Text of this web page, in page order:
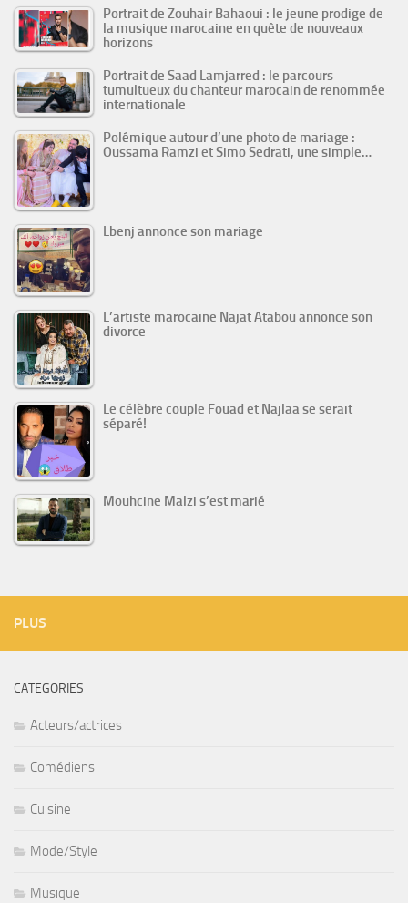
Portrait de Zouhair Bahaoui : le jeune prodige de
la musique marocaine en quête de nouveaux
horizons
Portrait de Saad Lamjarred : le parcours
tumultueux du chanteur marocain de renommée
internationale
Polémique autour d’une photo de mariage :
Oussama Ramzi et Simo Sedrati, une simple…
Lbenj annonce son mariage
L’artiste marocaine Najat Atabou annonce son
divorce
Le célèbre couple Fouad et Najlaa se serait
séparé!
Mouhcine Malzi s’est marié
PLUS
CATEGORIES
Acteurs/actrices
Comédiens
Cuisine
Mode/Style
Musique